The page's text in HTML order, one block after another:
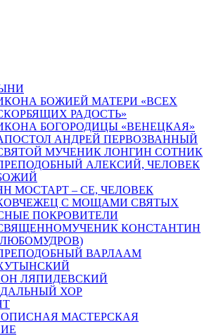
БОЖИЕЙ МАТЕРИ «ВСЕХ
РАДОСТЬ»
БОГОРОДИЦЫ «ВЕНЕЦКАЯ»
АНДРЕЙ ПЕРВОЗВАННЫЙ
МУЧЕНИК ЛОНГИН СОТНИК
АЛЕКСИЙ, ЧЕЛОВЕК
МОСТАРТ – СЕ, ЧЕЛОВЕК
С МОЩАМИ СВЯТЫХ
ПОКРОВИТЕЛИ
КОНСТАНТИН
ВАРЛААМ
ЛЯПИДЕВСКИЙ
ХОР
МАСТЕРСКАЯ